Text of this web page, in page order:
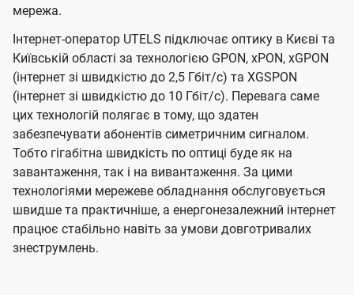
мережа.
Інтернет-оператор UTELS підключає оптику в Києві та
Київській області за технологією GPON, xPON, xGPON
(інтернет зі швидкістю до 2,5 Гбіт/с) та XGSPON
(інтернет зі швидкістю до 10 Гбіт/с). Перевага саме
цих технологій полягає в тому, що здатен
забезпечувати абонентів симетричним сигналом.
Тобто гігабітна швидкість по оптиці буде як на
завантаження, так і на вивантаження. За цими
технологіями мережеве обладнання обслуговується
швидше та практичніше, а енергонезалежний інтернет
працює стабільно навіть за умови довготривалих
знеструмлень.